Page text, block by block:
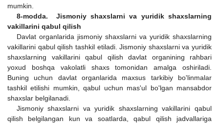
mumkin.
8-modda. Jismoniy shaxslarni va yuridik shaxslarning
vakillarini qabul qilish
Davlat organlarida jismoniy shaxslarni va yuridik shaxslarning
vakillarini qabul qilish tashkil etiladi. Jismoniy shaxslarni va yuridik
shaxslarning vakillarini qabul qilish davlat organining rahbari
yoxud boshqa vakolatli shaxs tomonidan amalga oshiriladi.
Buning uchun davlat organlarida maxsus tarkibiy bo'linmalar
tashkil etilishi mumkin, qabul uchun mas'ul bo'lgan mansabdor
shaxslar belgilanadi.
Jismoniy shaxslarni va yuridik shaxslarning vakillarini qabul
qilish belgilangan kun va soatlarda, qabul qilish jadvallariga